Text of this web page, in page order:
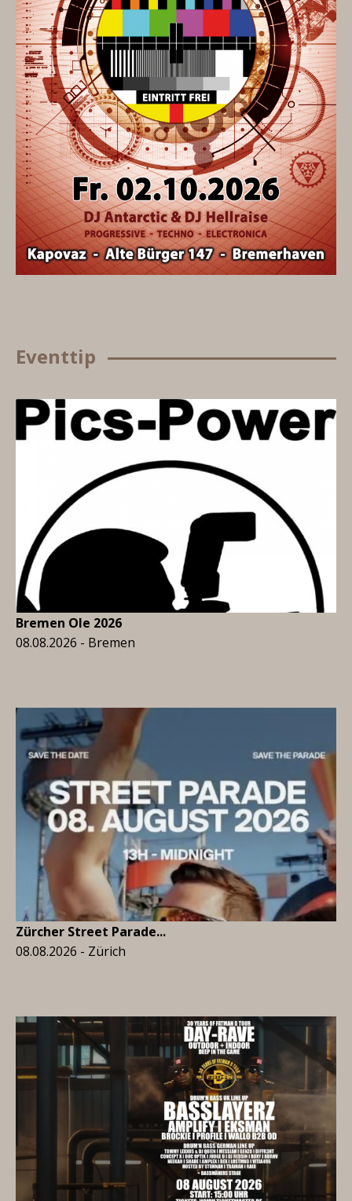
Eventtip
Bremen Ole 2026
08.08.2026 - Bremen
Zürcher Street Parade...
08.08.2026 - Zürich